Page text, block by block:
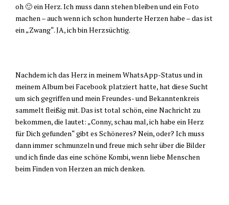
oh 🙂 ein Herz. Ich muss dann stehen bleiben und ein Foto
machen – auch wenn ich schon hunderte Herzen habe – das ist
ein „Zwang“. JA, ich bin Herzsüchtig.
Nachdem ich das Herz in meinem WhatsApp-Status und in
meinem Album bei Facebook platziert hatte, hat diese Sucht
um sich gegriffen und mein Freundes- und Bekanntenkreis
sammelt fleißig mit. Das ist total schön, eine Nachricht zu
bekommen, die lautet: „Conny, schau mal, ich habe ein Herz
für Dich gefunden“ gibt es Schöneres? Nein, oder? Ich muss
dann immer schmunzeln und freue mich sehr über die Bilder
und ich finde das eine schöne Kombi, wenn liebe Menschen
beim Finden von Herzen an mich denken.